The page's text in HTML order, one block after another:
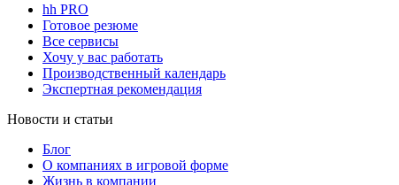
hh PRO
Готовое резюме
Все сервисы
Хочу у вас работать
Производственный календарь
Экспертная рекомендация
Новости и статьи
Блог
О компаниях в игровой форме
Жизнь в компании